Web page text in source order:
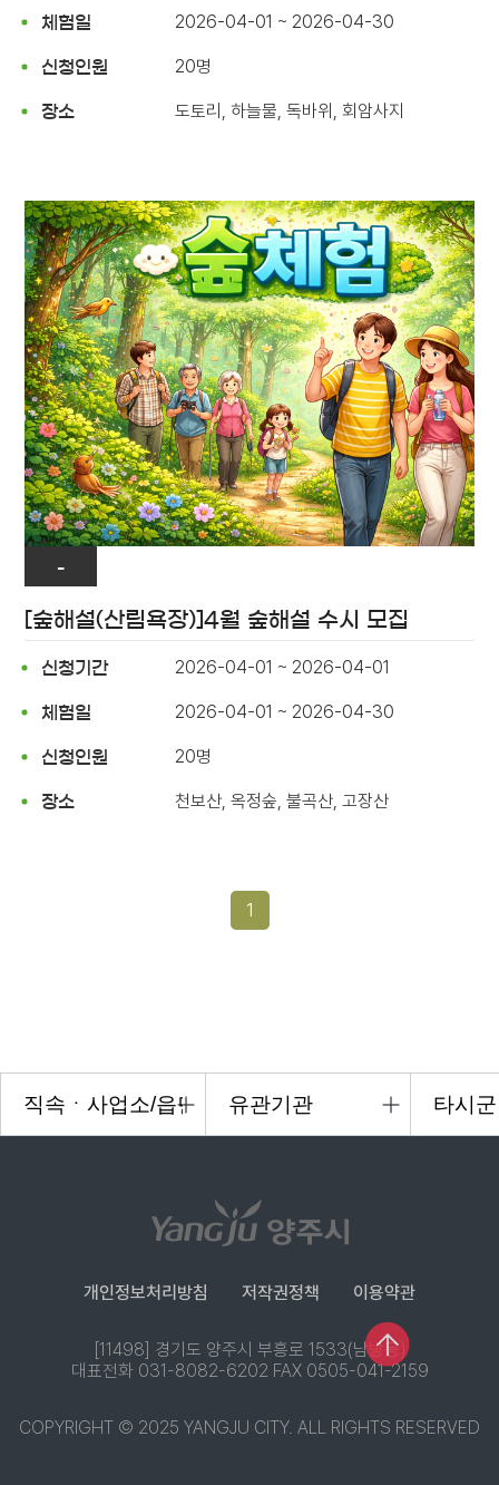
체험일 2026-04-01 ~ 2026-04-30
신청인원 20명
장소 도토리, 하늘물, 독바위, 회암사지
-
[숲해설(산림욕장)]4월 숲해설 수시 모집
신청기간 2026-04-01 ~ 2026-04-01
체험일 2026-04-01 ~ 2026-04-30
신청인원 20명
장소 천보산, 옥정숲, 불곡산, 고장산
1
개인정보처리방침 저작권정책 이용약관
[11498] 경기도 양주시 부흥로 1533(남방동)
대표전화 031-8082-6202 FAX 0505-041-2159
COPYRIGHT © 2025 YANGJU CITY. ALL RIGHTS RESERVED